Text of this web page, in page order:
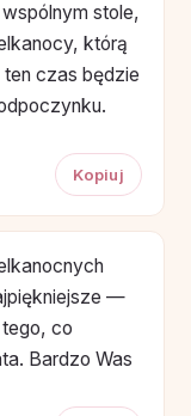
stole,
którą
ten czas będzie
Kopiuj
—
co
Bardzo Was